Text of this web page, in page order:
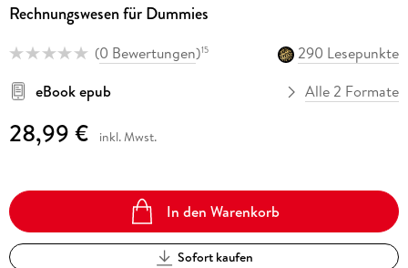
Rechnungswesen für Dummies
(0 Bewertungen)15
290 Lesepunkte
eBook epub
Alle 2 Formate
28,99 € inkl. Mwst.
In den Warenkorb
Sofort kaufen